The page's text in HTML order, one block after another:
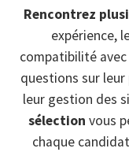
Rencontrez
expérience,
compatibilité
questions sur leur
leur gestion des
sélection vous
chaque